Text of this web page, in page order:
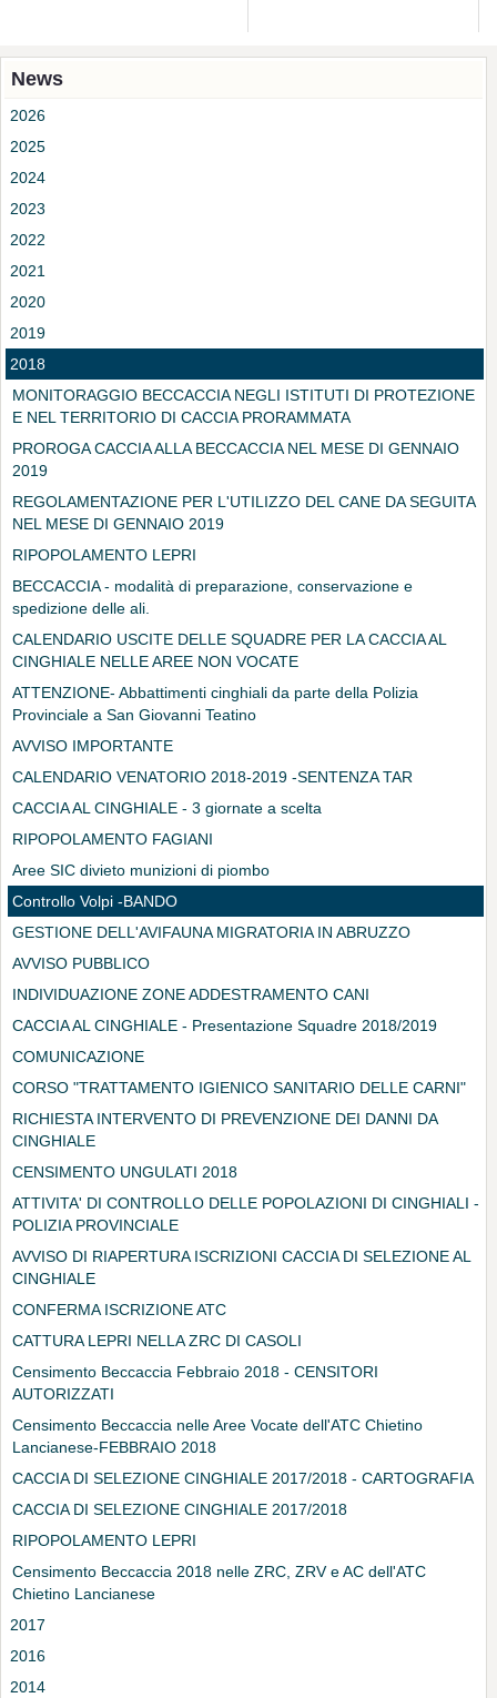
News
2026
2025
2024
2023
2022
2021
2020
2019
2018
MONITORAGGIO BECCACCIA NEGLI ISTITUTI DI PROTEZIONE
E NEL TERRITORIO DI CACCIA PRORAMMATA
PROROGA CACCIA ALLA BECCACCIA NEL MESE DI GENNAIO
2019
REGOLAMENTAZIONE PER L'UTILIZZO DEL CANE DA SEGUITA
NEL MESE DI GENNAIO 2019
RIPOPOLAMENTO LEPRI
BECCACCIA - modalità di preparazione, conservazione e
spedizione delle ali.
CALENDARIO USCITE DELLE SQUADRE PER LA CACCIA AL
CINGHIALE NELLE AREE NON VOCATE
ATTENZIONE- Abbattimenti cinghiali da parte della Polizia
Provinciale a San Giovanni Teatino
AVVISO IMPORTANTE
CALENDARIO VENATORIO 2018-2019 -SENTENZA TAR
CACCIA AL CINGHIALE - 3 giornate a scelta
RIPOPOLAMENTO FAGIANI
Aree SIC divieto munizioni di piombo
Controllo Volpi -BANDO
GESTIONE DELL'AVIFAUNA MIGRATORIA IN ABRUZZO
AVVISO PUBBLICO
INDIVIDUAZIONE ZONE ADDESTRAMENTO CANI
CACCIA AL CINGHIALE - Presentazione Squadre 2018/2019
COMUNICAZIONE
CORSO "TRATTAMENTO IGIENICO SANITARIO DELLE CARNI"
RICHIESTA INTERVENTO DI PREVENZIONE DEI DANNI DA
CINGHIALE
CENSIMENTO UNGULATI 2018
ATTIVITA' DI CONTROLLO DELLE POPOLAZIONI DI CINGHIALI -
POLIZIA PROVINCIALE
AVVISO DI RIAPERTURA ISCRIZIONI CACCIA DI SELEZIONE AL
CINGHIALE
CONFERMA ISCRIZIONE ATC
CATTURA LEPRI NELLA ZRC DI CASOLI
Censimento Beccaccia Febbraio 2018 - CENSITORI
AUTORIZZATI
Censimento Beccaccia nelle Aree Vocate dell'ATC Chietino
Lancianese-FEBBRAIO 2018
CACCIA DI SELEZIONE CINGHIALE 2017/2018 - CARTOGRAFIA
CACCIA DI SELEZIONE CINGHIALE 2017/2018
RIPOPOLAMENTO LEPRI
Censimento Beccaccia 2018 nelle ZRC, ZRV e AC dell'ATC
Chietino Lancianese
2017
2016
2014